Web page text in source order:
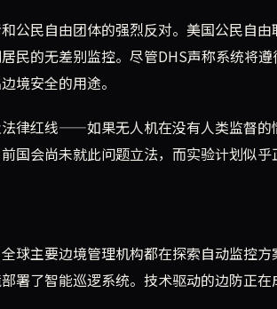
公民自由团体的强烈反对。美国公民自
民的无差别监控。尽管DHS声称系统将
境安全的用途。
律红线——如果无人机在没有人类监督
国会尚未就此问题立法，而实验计划似乎
球主要边境管理机构都在探索自动监控
署了智能巡逻系统。技术驱动的边防正在